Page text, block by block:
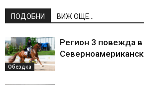
ПОДОБНИ ВИЖ ОЩЕ...
Обездка
Регион 3 повежда в